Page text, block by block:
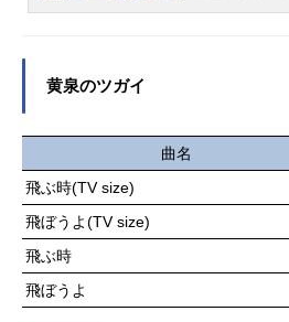
ン脚...
風汰：ラン
／楠夢羽：
童：仲村宗
アマネ／桃
榧野尊：花
愛美スタッ
中拓也
が、1学年最
ラスに惜敗
格。2年生は
トとなった
優秀な兄・
と決別。少
黄泉のツガイ
曲名
飛ぶ時(TV size)
飛ぼうよ(TV size)
飛ぶ時
飛ぼうよ